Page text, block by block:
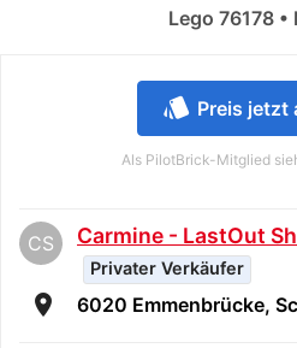
style Preis jetzt
Als PilotBrick-Mitglied
CS Carmine - LastOut
Privater Verkäufer
room 6020 Emmenbrücke,
Lego 76178 •